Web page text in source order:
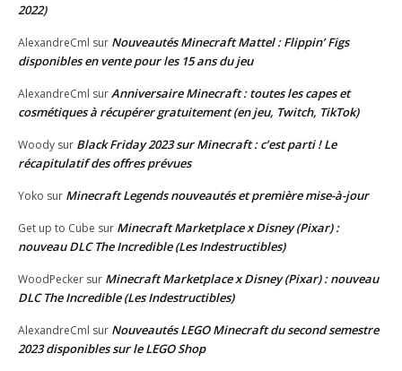
2022)
AlexandreCml sur Nouveautés Minecraft Mattel : Flippin’ Figs
disponibles en vente pour les 15 ans du jeu
AlexandreCml surAnniversaire Minecraft : toutes les capes et
cosmétiques à récupérer gratuitement (en jeu, Twitch, TikTok)
Woody sur Black Friday 2023 sur Minecraft : c’est parti ! Le
récapitulatif des offres prévues
Yoko sur Minecraft Legends nouveautés et première mise-à-jour
Get up to Cube sur Minecraft Marketplace x Disney (Pixar) :
nouveau DLC The Incredible (Les Indestructibles)
WoodPecker sur Minecraft Marketplace x Disney (Pixar) : nouveau
DLC The Incredible (Les Indestructibles)
AlexandreCml sur Nouveautés LEGO Minecraft du second semestre
2023 disponibles sur le LEGO Shop